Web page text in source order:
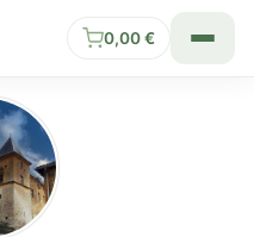
0,00€